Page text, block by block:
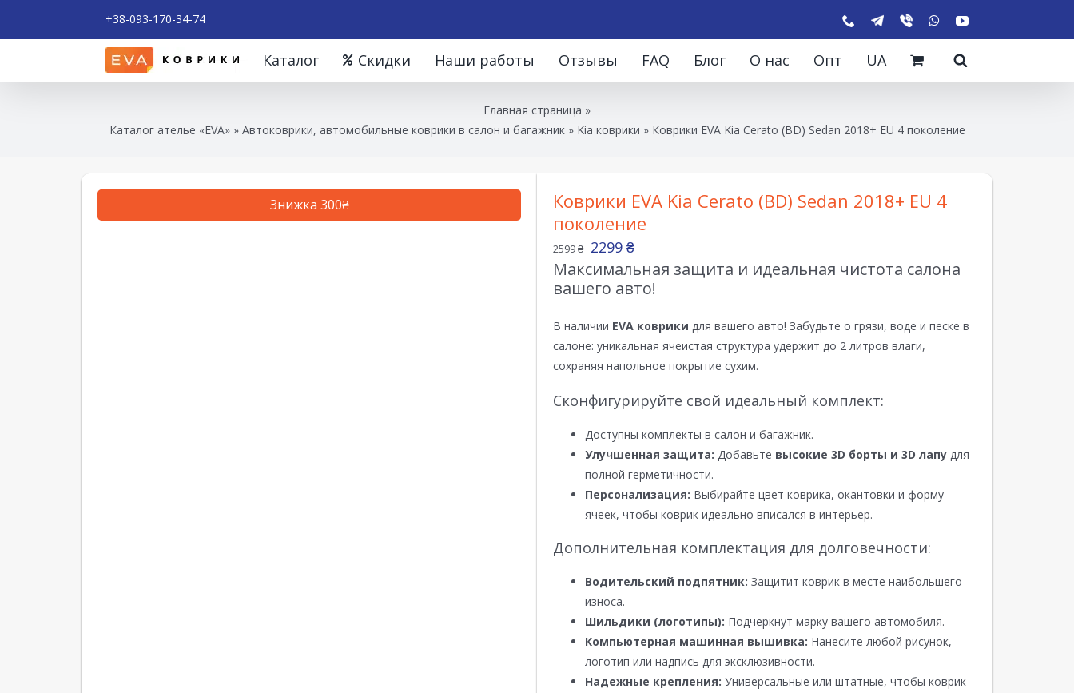
+38-093-170-34-74
Каталог Скидки Наши работы Отзывы FAQ Блог О нас Опт UA
Главная страница »
Каталог ателье «EVA»» Автоковрики, автомобильные коврики в салон и багажник » Kia коврики » Коврики EVA Kia Cerato (BD) Sedan 2018+ EU 4 поколение
Знижка 300₴
Коврики EVA Kia Cerato (BD) Sedan 2018+ EU 4
поколение
2599₴ 2299 ₴
Максимальная защита и идеальная чистота салона
вашего авто!
В наличии EVA коврики для вашего авто! Забудьте о грязи, воде и песке в
салоне: уникальная ячеистая структура удержит до 2 литров влаги,
сохраняя напольное покрытие сухим.
Сконфигурируйте свой идеальный комплект:
Доступны комплекты в салон и багажник.
Улучшенная защита: Добавьте высокие 3D борты и 3D лапу для
полной герметичности.
Персонализация: Выбирайте цвет коврика, окантовки и форму
ячеек, чтобы коврик идеально вписался в интерьер.
Дополнительная комплектация для долговечности:
Водительский подпятник: Защитит коврик в месте наибольшего
износа.
Шильдики (логотипы): Подчеркнут марку вашего автомобиля.
Компьютерная машинная вышивка: Нанесите любой рисунок,
логотип или надпись для эксклюзивности.
Надежные крепления: Универсальные или штатные, чтобы коврик